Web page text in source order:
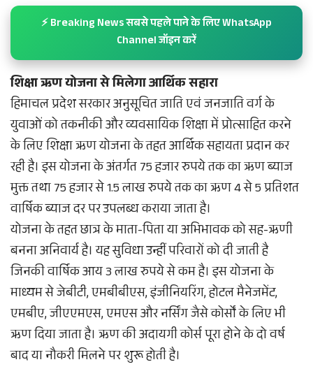
⚡ Breaking News सबसे पहले पाने के लिए WhatsApp
Channel जॉइन करें
शिक्षा ऋण योजना से मिलेगा आर्थिक सहारा
हिमाचल प्रदेश सरकार अनुसूचित जाति एवं जनजाति वर्ग के
युवाओं को तकनीकी और व्यवसायिक शिक्षा में प्रोत्साहित करने
के लिए शिक्षा ऋण योजना के तहत आर्थिक सहायता प्रदान कर
रही है। इस योजना के अंतर्गत 75 हजार रुपये तक का ऋण ब्याज
मुक्त तथा 75 हजार से 1.5 लाख रुपये तक का ऋण 4 से 5 प्रतिशत
वार्षिक ब्याज दर पर उपलब्ध कराया जाता है।
योजना के तहत छात्र के माता-पिता या अभिभावक को सह-ऋणी
बनना अनिवार्य है। यह सुविधा उन्हीं परिवारों को दी जाती है
जिनकी वार्षिक आय 3 लाख रुपये से कम है। इस योजना के
माध्यम से जेबीटी, एमबीबीएस, इंजीनियरिंग, होटल मैनेजमेंट,
एमबीए, जीएएमएस, एमएस और नर्सिंग जैसे कोर्सों के लिए भी
ऋण दिया जाता है। ऋण की अदायगी कोर्स पूरा होने के दो वर्ष
बाद या नौकरी मिलने पर शुरू होती है।